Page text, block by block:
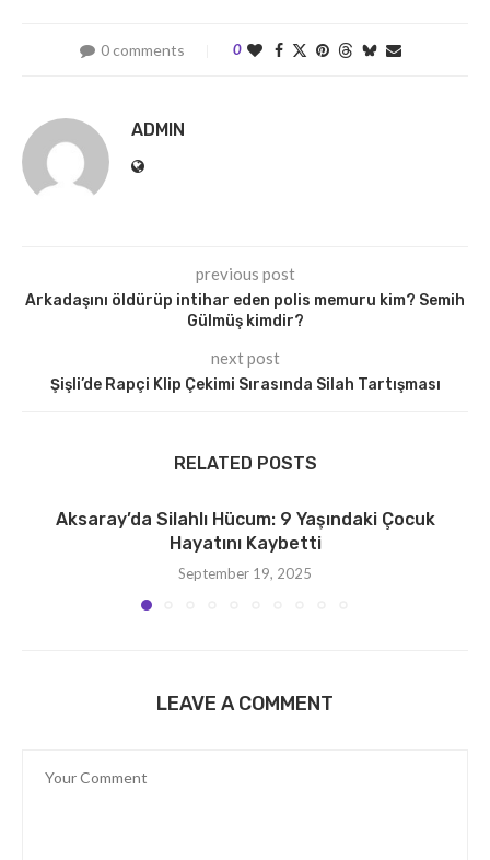
0 comments 0
ADMIN
previous post
Arkadaşını öldürüp intihar eden polis memuru kim? Semih
Gülmüş kimdir?
next post
Şişli’de Rapçi Klip Çekimi Sırasında Silah Tartışması
RELATED POSTS
Aksaray’da Silahlı Hücum: 9 Yaşındaki Çocuk
Hayatını Kaybetti
September 19, 2025
LEAVE A COMMENT